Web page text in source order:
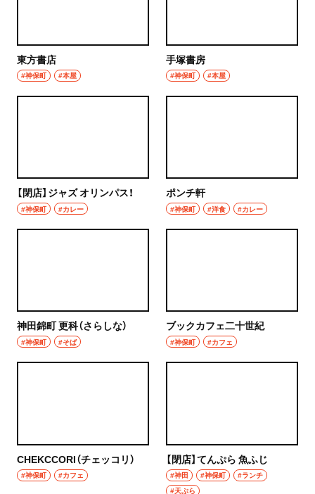
草加
浦和
大宮
所沢
入間
川越
秩父・長瀞・三峰口
野菜料理
海鮮
居酒屋・バー
居酒屋
焼酎
立ち飲み
ワイン
東方書店
#神保町 #本屋
手塚書房
#神保町 #本屋
【閉店】ジャズ オリンパス！
#神保町 #カレー
ポンチ軒
#神保町 #洋食 #カレー
神田錦町 更科（さらしな）
#神保町 #そば
ブックカフェ二十世紀
#神保町 #カフェ
CHEKCCORI（チェッコリ）
#神保町 #カフェ
【閉店】てんぷら 魚ふじ
#神田 #神保町
#ランチ
#天ぷら